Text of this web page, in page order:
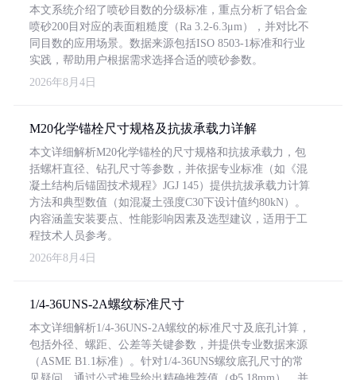
本文系统介绍了喷砂目数的分级标准，重点分析了铝合金
喷砂200目对应的表面粗糙度（Ra 3.2-6.3μm），并对比不
同目数的应用场景。数据来源包括ISO 8503-1标准和行业
实践，帮助用户根据需求选择合适的喷砂参数。
2026年8月4日
M20化学锚栓尺寸规格及抗拔承载力详解
本文详细解析M20化学锚栓的尺寸规格和抗拔承载力，包
括螺杆直径、钻孔尺寸等参数，并依据专业标准（如《混
凝土结构后锚固技术规程》JGJ 145）提供抗拔承载力计算
方法和典型数值（如混凝土强度C30下设计值约80kN）。
内容涵盖安装要点、性能影响因素及选型建议，适用于工
程技术人员参考。
2026年8月4日
1/4-36UNS-2A螺纹标准尺寸
本文详细解析1/4-36UNS-2A螺纹的标准尺寸及底孔计算，
包括外径、螺距、公差等关键参数，并提供专业数据来源
（ASME B1.1标准）。针对1/4-36UNS螺纹底孔尺寸的常